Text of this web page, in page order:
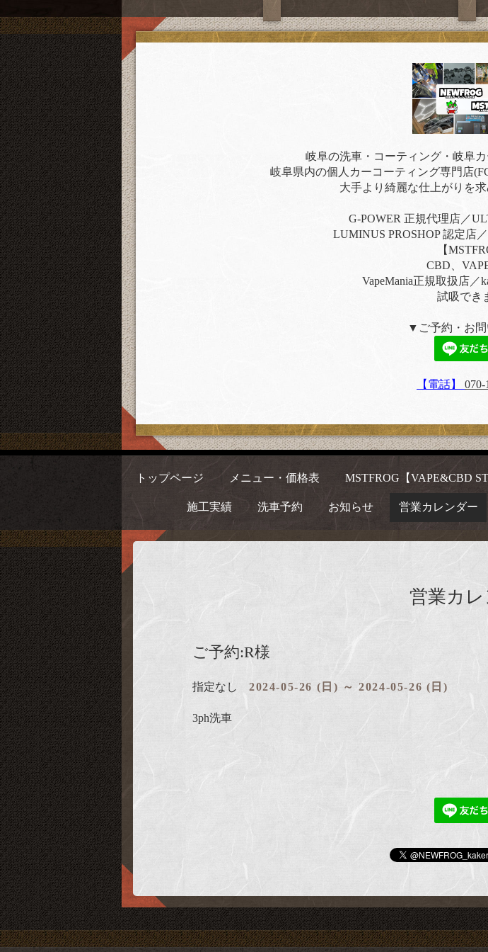
岐阜の洗車・コーティング・岐阜
岐阜県内の個人カーコーティング専門店
大手より綺麗な仕上がりを
G-POWER 正規代理店／
LUMINUS PROSHOP 認定店
【
CBD、
VapeMania正規取扱店／
試吸でき
▼ご予約・お
【電話】 070-
トップページ メニュー・価格表 MSTFROG【VAPE&CBD
施工実績 洗車予約 お知らせ 営業カレンダー
営業カ
ご予約:R様
指定なし 2024-05-26 (日) ～ 2024-05-26 (日)
3ph洗車